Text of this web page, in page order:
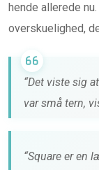
hende allerede
overskuelighed,
“Det viste sig
var små tern,
“Square er en